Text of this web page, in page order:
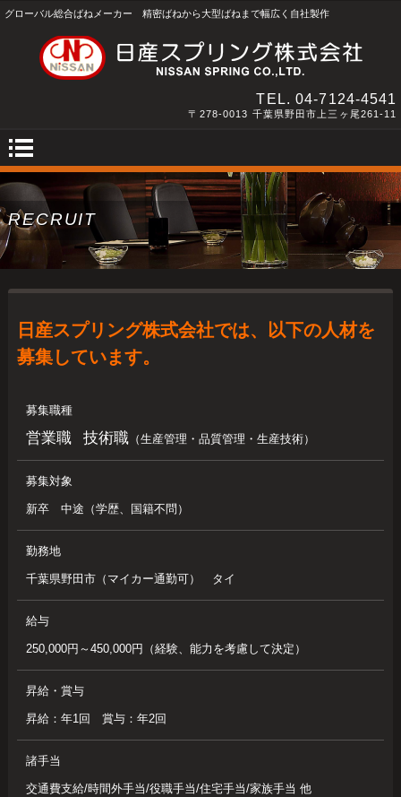
グローバル総合ばねメーカー 精密ばねから大型ばねまで幅広く自社製作
TEL.04-7124-4541
〒278-0013 千葉県野田市上三ヶ尾261-11
RECRUIT
日産スプリング株式会社では、以下の人材を
募集しています。
募集職種
営業職 技術職（生産管理・品質管理・生産技術）
募集対象
新卒 中途（学歴、国籍不問）
勤務地
千葉県野田市（マイカー通勤可） タイ
給与
250,000円～450,000円（経験、能力を考慮して決定）
昇給・賞与
昇給：年1回 賞与：年2回
諸手当
交通費支給/時間外手当/役職手当/住宅手当/家族手当 他